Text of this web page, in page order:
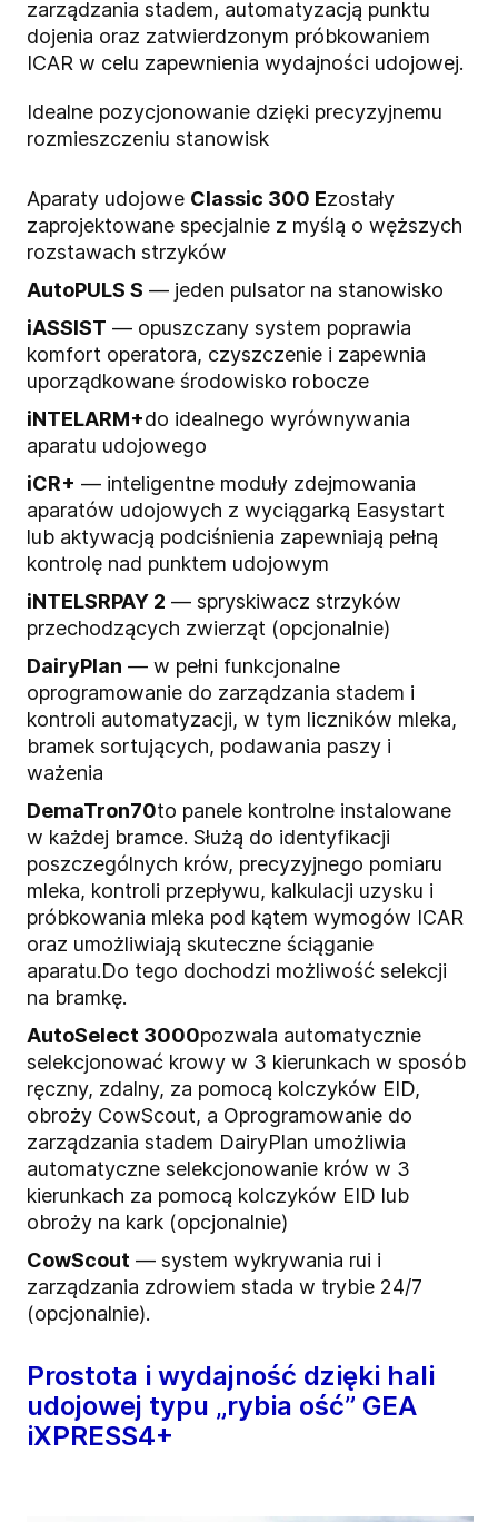
zarządzania stadem, automatyzacją punktu
dojenia oraz zatwierdzonym próbkowaniem
ICAR w celu zapewnienia wydajności udojowej.
Idealne pozycjonowanie dzięki precyzyjnemu
rozmieszczeniu stanowisk
Aparaty udojowe Classic 300 Ezostały
zaprojektowane specjalnie z myślą o węższych
rozstawach strzyków
AutoPULS S — jeden pulsator na stanowisko
iASSIST — opuszczany system poprawia
komfort operatora, czyszczenie i zapewnia
uporządkowane środowisko robocze
iNTELARM+do idealnego wyrównywania
aparatu udojowego
iCR+ — inteligentne moduły zdejmowania
aparatów udojowych z wyciągarką Easystart
lub aktywacją podciśnienia zapewniają pełną
kontrolę nad punktem udojowym
iNTELSRPAY 2 — spryskiwacz strzyków
przechodzących zwierząt (opcjonalnie)
DairyPlan — w pełni funkcjonalne
oprogramowanie do zarządzania stadem i
kontroli automatyzacji, w tym liczników mleka,
bramek sortujących, podawania paszy i
ważenia
DemaTron70to panele kontrolne instalowane
w każdej bramce. Służą do identyfikacji
poszczególnych krów, precyzyjnego pomiaru
mleka, kontroli przepływu, kalkulacji uzysku i
próbkowania mleka pod kątem wymogów ICAR
oraz umożliwiają skuteczne ściąganie
aparatu.Do tego dochodzi możliwość selekcji
na bramkę.
AutoSelect 3000pozwala automatycznie
selekcjonować krowy w 3 kierunkach w sposób
ręczny, zdalny, za pomocą kolczyków EID,
obroży CowScout, a Oprogramowanie do
zarządzania stadem DairyPlan umożliwia
automatyczne selekcjonowanie krów w 3
kierunkach za pomocą kolczyków EID lub
obroży na kark (opcjonalnie)
CowScout — system wykrywania rui i
zarządzania zdrowiem stada w trybie 24/7
(opcjonalnie).
Prostota i wydajność dzięki hali
udojowej typu „rybia ość” GEA
iXPRESS4+